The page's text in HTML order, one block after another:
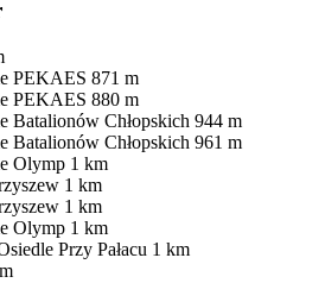
PEKAES 871 m
PEKAES 880 m
Batalionów Chłopskich 944 m
Batalionów Chłopskich 961 m
Olymp 1 km
1 km
1 km
Olymp 1 km
Przy Pałacu 1 km